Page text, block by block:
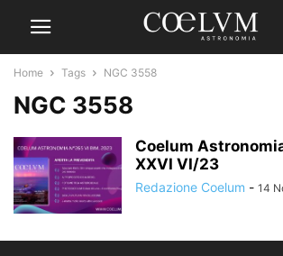
Home Tags NGC 3558
NGC 3558
Coelum
XXVI VI/23
Redazione Coelum - 14